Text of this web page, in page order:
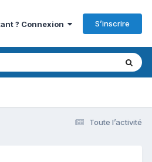
? Connexion S’inscrire
Toute l’activité